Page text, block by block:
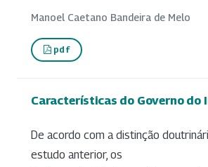
Manoel Caetano Bandeira de Melo
pdf
Características do Governo do
De acordo com a distinção
estudo anterior, os